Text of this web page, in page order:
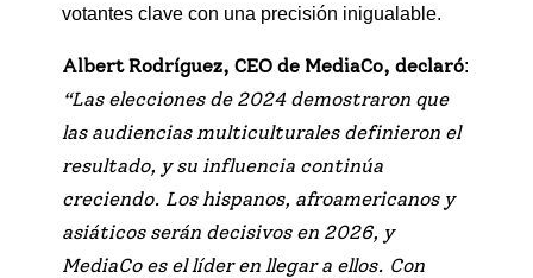
votantes clave con una precisión inigualable.
Albert Rodríguez, CEO de MediaCo, declaró:
“Las elecciones de 2024 demostraron que
las audiencias multiculturales definieron el
resultado, y su influencia continúa
creciendo. Los hispanos, afroamericanos y
asiáticos serán decisivos en 2026, y
MediaCo es el líder en llegar a ellos. Con